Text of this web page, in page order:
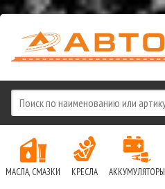
МАСЛА, СМАЗКИ КРЕСЛА АККУМУЛЯТОРЫ